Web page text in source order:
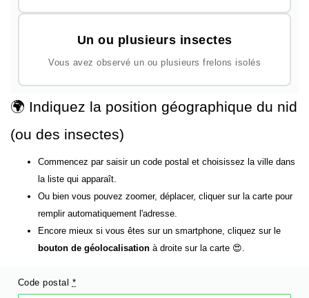
Un ou plusieurs insectes
Vous avez observé un ou plusieurs frelons isolés
🌍 Indiquez la position géographique du nid
(ou des insectes)
Commencez par saisir un code postal et choisissez la ville dans
la liste qui apparaît.
Ou bien vous pouvez zoomer, déplacer, cliquer sur la carte pour
remplir automatiquement l'adresse.
Encore mieux si vous êtes sur un smartphone, cliquez sur le
bouton de géolocalisation à droite sur la carte 😍.
Code postal *